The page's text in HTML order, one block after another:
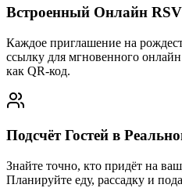
Встроенный Онлайн
Каждое приглашение на
ссылку для мгновенного
как QR-код.
Подсчёт Гостей в
Знайте точно, кто придёт на
Планируйте еду, рассадку и